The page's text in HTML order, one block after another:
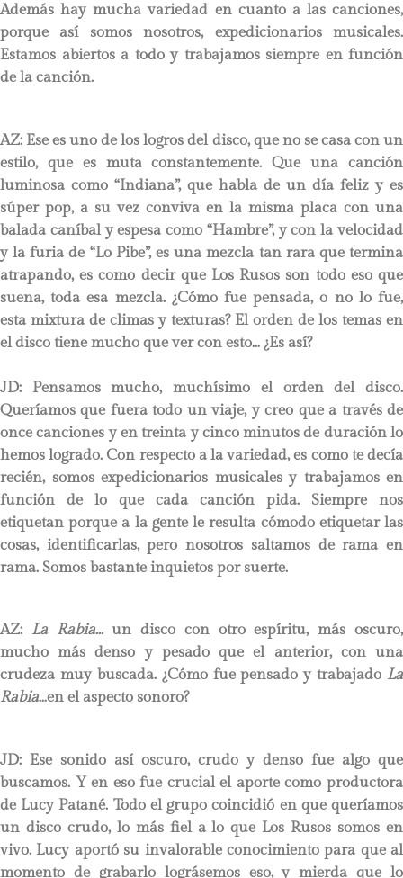
Además hay mucha variedad en cuanto a las canciones,
porque así somos nosotros, expedicionarios musicales.
Estamos abiertos a todo y trabajamos siempre en función
de la canción.
AZ: Ese es uno de los logros del disco, que no se casa con un
estilo, que es muta constantemente. Que una canción
luminosa como “Indiana”, que habla de un día feliz y es
súper pop, a su vez conviva en la misma placa con una
balada caníbal y espesa como “Hambre”, y con la velocidad
y la furia de “Lo Pibe”, es una mezcla tan rara que termina
atrapando, es como decir que Los Rusos son todo eso que
suena, toda esa mezcla. ¿Cómo fue pensada, o no lo fue,
esta mixtura de climas y texturas? El orden de los temas en
el disco tiene mucho que ver con esto… ¿Es así?
JD: Pensamos mucho, muchísimo el orden del disco.
Queríamos que fuera todo un viaje, y creo que a través de
once canciones y en treinta y cinco minutos de duración lo
hemos logrado. Con respecto a la variedad, es como te decía
recién, somos expedicionarios musicales y trabajamos en
función de lo que cada canción pida. Siempre nos
etiquetan porque a la gente le resulta cómodo etiquetar las
cosas, identificarlas, pero nosotros saltamos de rama en
rama. Somos bastante inquietos por suerte.
AZ: La Rabia…un disco con otro espíritu, más oscuro,
mucho más denso y pesado que el anterior, con una
crudeza muy buscada. ¿Cómo fue pensado y trabajado La
Rabia…en el aspecto sonoro?
JD: Ese sonido así oscuro, crudo y denso fue algo que
buscamos. Y en eso fue crucial el aporte como productora
de Lucy Patané. Todo el grupo coincidió en que queríamos
un disco crudo, lo más fiel a lo que Los Rusos somos en
vivo. Lucy aportó su invalorable conocimiento para que al
momento de grabarlo lográsemos eso, y mierda que lo